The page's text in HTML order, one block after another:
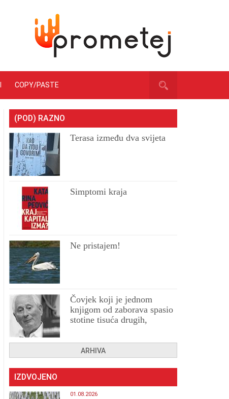
COPY/PASTE
(POD) RAZNO
Terasa između dva svijeta
Simptomi kraja
Ne pristajem!
Čovjek koji je jednom
knjigom od zaborava spasio
stotine tisuća drugih,
ARHIVA
IZDVOJENO
01.08.2026